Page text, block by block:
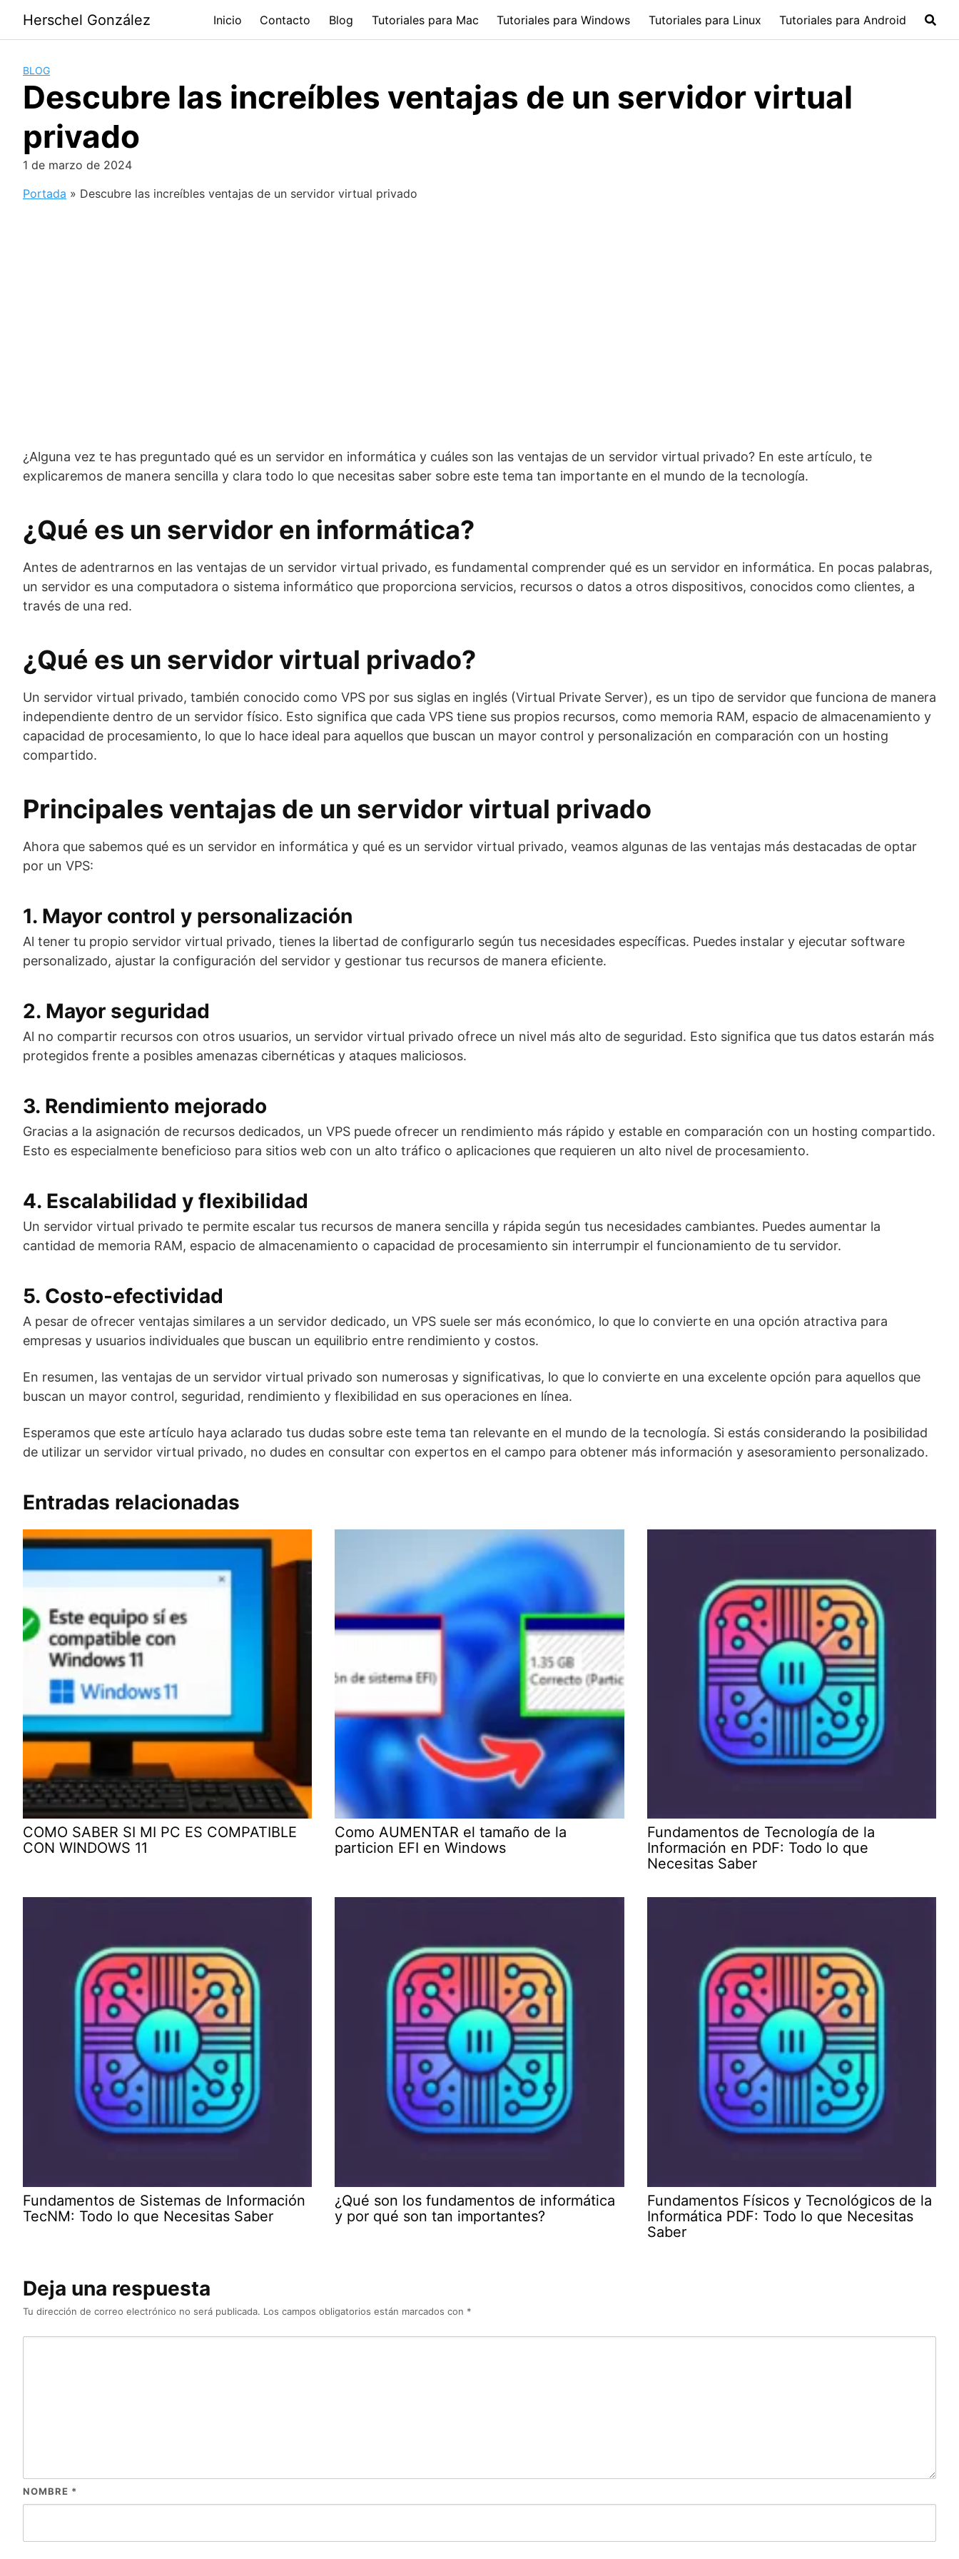
contenido
Herschel González Inicio Contacto Blog Tutoriales para Mac Tutoriales para Windows Tutoriales para Linux Tutoriales para Android
BLOG
Descubre las increíbles ventajas de un servidor virtual
privado
1 de marzo de 2024
Portada » Descubre las increíbles ventajas de un servidor virtual privado
¿Alguna vez te has preguntado qué es un servidor en informática y cuáles son las ventajas de un servidor virtual privado? En este artículo, te
explicaremos de manera sencilla y clara todo lo que necesitas saber sobre este tema tan importante en el mundo de la tecnología.
¿Qué es un servidor en informática?
Antes de adentrarnos en las ventajas de un servidor virtual privado, es fundamental comprender qué es un servidor en informática. En pocas palabras,
un servidor es una computadora o sistema informático que proporciona servicios, recursos o datos a otros dispositivos, conocidos como clientes, a
través de una red.
¿Qué es un servidor virtual privado?
Un servidor virtual privado, también conocido como VPS por sus siglas en inglés (Virtual Private Server), es un tipo de servidor que funciona de manera
independiente dentro de un servidor físico. Esto significa que cada VPS tiene sus propios recursos, como memoria RAM, espacio de almacenamiento y
capacidad de procesamiento, lo que lo hace ideal para aquellos que buscan un mayor control y personalización en comparación con un hosting
compartido.
Principales ventajas de un servidor virtual privado
Ahora que sabemos qué es un servidor en informática y qué es un servidor virtual privado, veamos algunas de las ventajas más destacadas de optar
por un VPS:
1. Mayor control y personalización
Al tener tu propio servidor virtual privado, tienes la libertad de configurarlo según tus necesidades específicas. Puedes instalar y ejecutar software
personalizado, ajustar la configuración del servidor y gestionar tus recursos de manera eficiente.
2. Mayor seguridad
Al no compartir recursos con otros usuarios, un servidor virtual privado ofrece un nivel más alto de seguridad. Esto significa que tus datos estarán más
protegidos frente a posibles amenazas cibernéticas y ataques maliciosos.
3. Rendimiento mejorado
Gracias a la asignación de recursos dedicados, un VPS puede ofrecer un rendimiento más rápido y estable en comparación con un hosting compartido.
Esto es especialmente beneficioso para sitios web con un alto tráfico o aplicaciones que requieren un alto nivel de procesamiento.
4. Escalabilidad y flexibilidad
Un servidor virtual privado te permite escalar tus recursos de manera sencilla y rápida según tus necesidades cambiantes. Puedes aumentar la
cantidad de memoria RAM, espacio de almacenamiento o capacidad de procesamiento sin interrumpir el funcionamiento de tu servidor.
5. Costo-efectividad
A pesar de ofrecer ventajas similares a un servidor dedicado, un VPS suele ser más económico, lo que lo convierte en una opción atractiva para
empresas y usuarios individuales que buscan un equilibrio entre rendimiento y costos.
En resumen, las ventajas de un servidor virtual privado son numerosas y significativas, lo que lo convierte en una excelente opción para aquellos que
buscan un mayor control, seguridad, rendimiento y flexibilidad en sus operaciones en línea.
Esperamos que este artículo haya aclarado tus dudas sobre este tema tan relevante en el mundo de la tecnología. Si estás considerando la posibilidad
de utilizar un servidor virtual privado, no dudes en consultar con expertos en el campo para obtener más información y asesoramiento personalizado.
Entradas relacionadas
COMO SABER SI MI PC ES COMPATIBLE
CON WINDOWS 11
Como AUMENTAR el tamaño de la
particion EFI en Windows
Fundamentos de Tecnología de la
Información en PDF: Todo lo que
Necesitas Saber
Fundamentos de Sistemas de Información
TecNM: Todo lo que Necesitas Saber
¿Qué son los fundamentos de informática
y por qué son tan importantes?
Fundamentos Físicos y Tecnológicos de la
Informática PDF: Todo lo que Necesitas
Saber
Deja una respuesta
Tu dirección de correo electrónico no será publicada. Los campos obligatorios están marcados con *
NOMBRE *